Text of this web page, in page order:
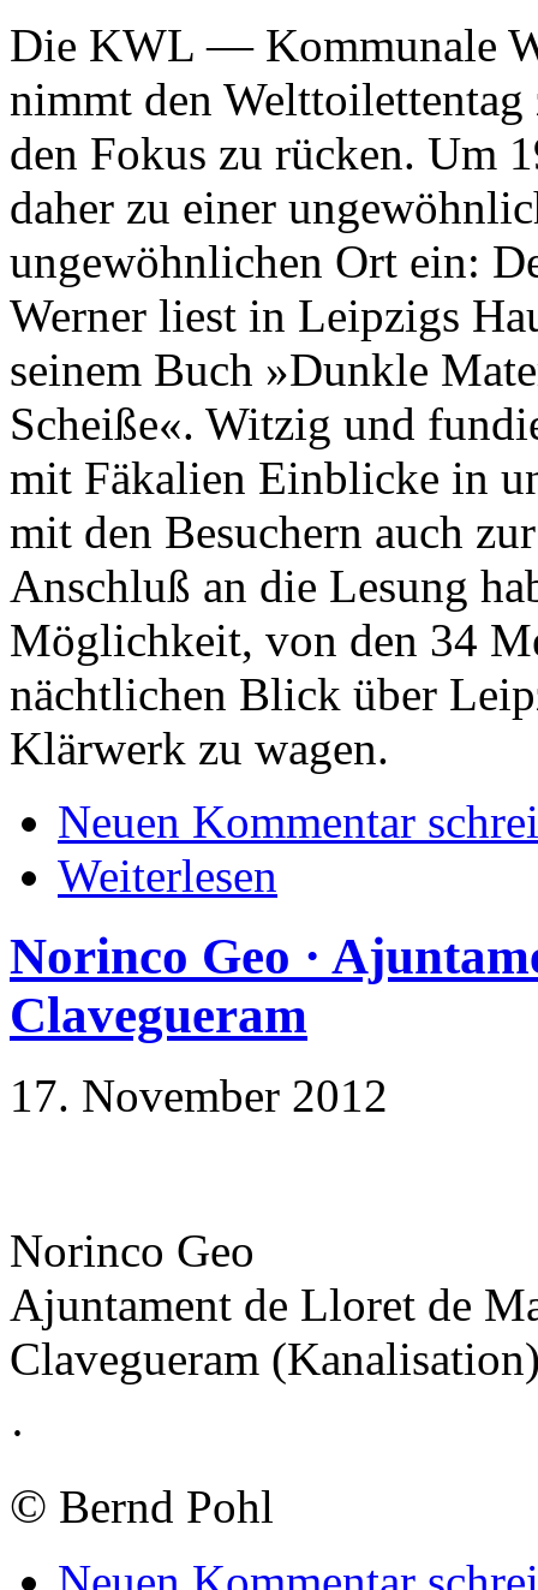
Die KWL — Kommunale
nimmt den
den Fokus zu rücken. Um
daher zu einer
ungewöhnlichen Ort ein:
Werner liest in Leipzigs
seinem Buch »Dunkle
Scheiße«. Witzig und
mit Fäkalien Einblicke in
mit den Besuchern auch
Anschluß an die Lesung
Möglichkeit, von den 34
nächtlichen Blick über
Klärwerk zu wagen.
Neuen Kommentar
Weiterlesen
Norinco Geo ·
Clavegueram
17. November 2012
Norinco Geo
Ajuntament de Lloret de
Clavegueram
·
© Bernd Pohl